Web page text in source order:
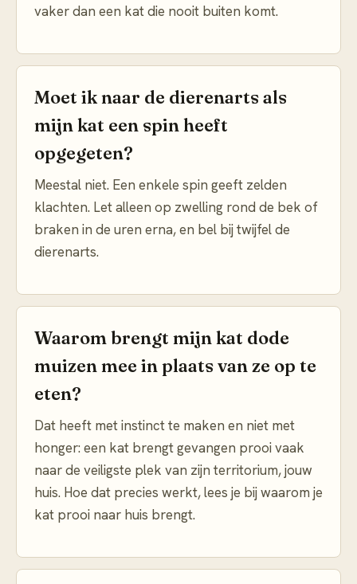
vaker dan een kat die nooit buiten komt.
Moet ik naar de dierenarts als
mijn kat een spin heeft
opgegeten?
Meestal niet. Een enkele spin geeft zelden
klachten. Let alleen op zwelling rond de bek of
braken in de uren erna, en bel bij twijfel de
dierenarts.
Waarom brengt mijn kat dode
muizen mee in plaats van ze op te
eten?
Dat heeft met instinct te maken en niet met
honger: een kat brengt gevangen prooi vaak
naar de veiligste plek van zijn territorium, jouw
huis. Hoe dat precies werkt, lees je bij waarom je
kat prooi naar huis brengt.